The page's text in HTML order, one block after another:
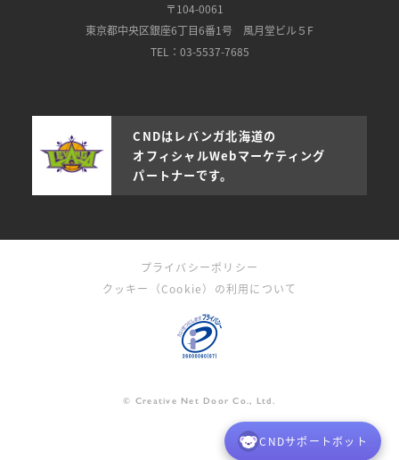
CNDサポートボット
〒104-0061
東京都中央区銀座6丁目6番1号 風月堂ビル５F
TEL：03-5537-7685
CNDはレバンガ北海道の
オフィシャルWebマーケティング
パートナーです。
© Creative Net Door Co., Ltd.
プライバシーポリシー
クッキー（Cookie）の利用について